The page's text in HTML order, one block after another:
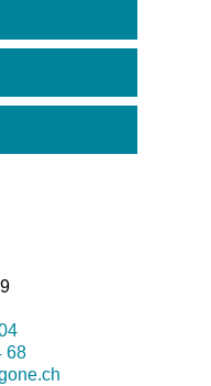
68